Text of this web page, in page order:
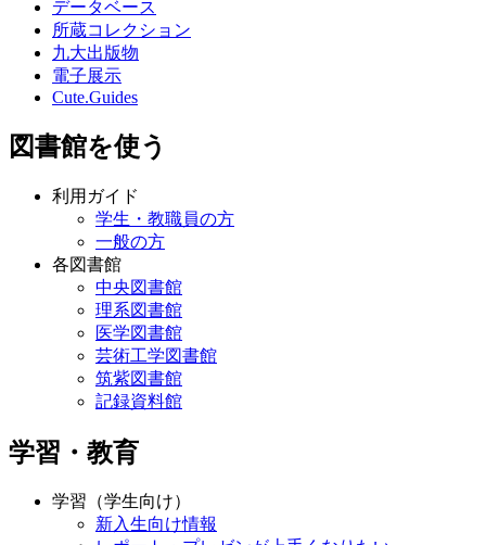
データベース
所蔵コレクション
九大出版物
電子展示
Cute.Guides
図書館を使う
利用ガイド
学生・教職員の方
一般の方
各図書館
中央図書館
理系図書館
医学図書館
芸術工学図書館
筑紫図書館
記録資料館
学習・教育
学習（学生向け）
新入生向け情報